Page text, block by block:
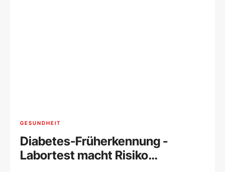
GESUNDHEIT
Diabetes-Früherkennung -
Labortest macht Risiko